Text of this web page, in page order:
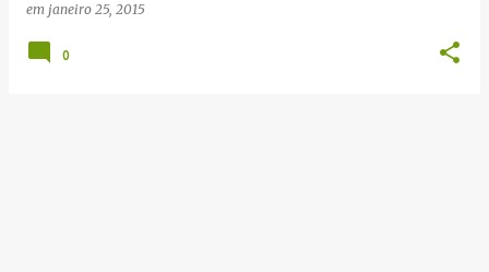
em janeiro 25, 2015
0